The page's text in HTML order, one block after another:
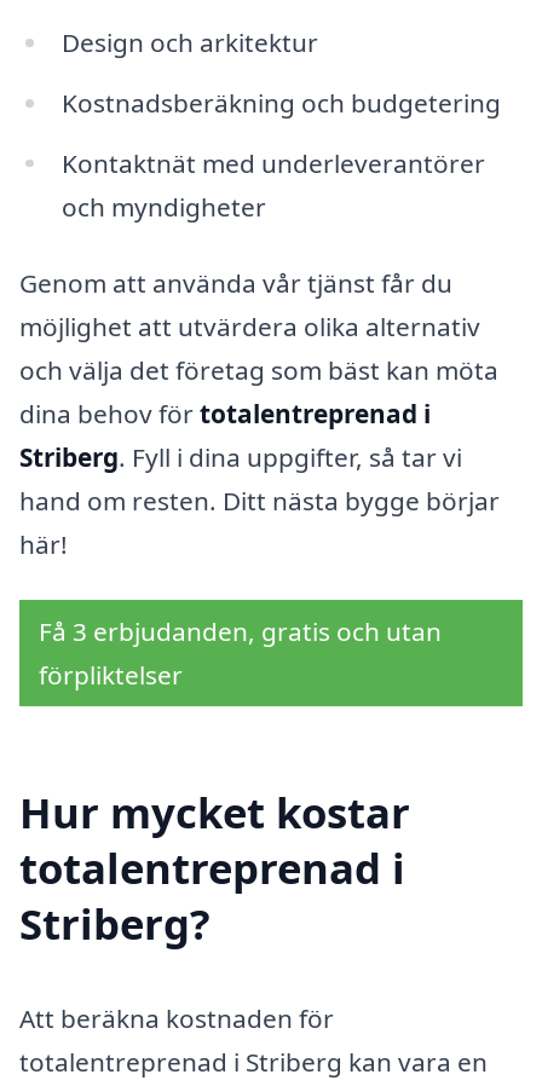
Design och arkitektur
Kostnadsberäkning och budgetering
Kontaktnät med underleverantörer
och myndigheter
Genom att använda vår tjänst får du
möjlighet att utvärdera olika alternativ
och välja det företag som bäst kan möta
dina behov förtotalentreprenad i
Striberg. Fyll i dina uppgifter, så tar vi
hand om resten. Ditt nästa bygge börjar
här!
Få 3 erbjudanden, gratis och utan
förpliktelser
Hur mycket kostar
totalentreprenad i
Striberg?
Att beräkna kostnaden för
totalentreprenad i Striberg kan vara en